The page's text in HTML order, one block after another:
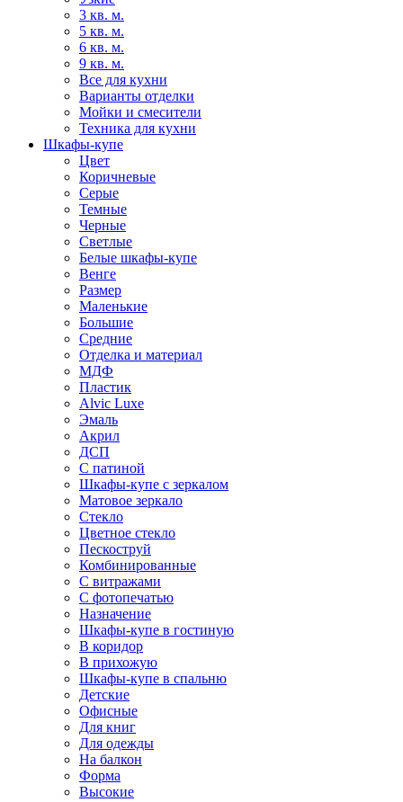
3 кв. м.
5 кв. м.
6 кв. м.
9 кв. м.
Все для кухни
Варианты отделки
Мойки и смесители
Техника для кухни
Шкафы-купе
Цвет
Коричневые
Серые
Темные
Черные
Светлые
Белые шкафы-купе
Венге
Размер
Маленькие
Большие
Средние
Отделка и материал
МДФ
Пластик
Alvic Luxe
Эмаль
Акрил
ДСП
С патиной
Шкафы-купе с зеркалом
Матовое зеркало
Стекло
Цветное стекло
Пескоструй
Комбинированные
С витражами
С фотопечатью
Назначение
Шкафы-купе в гостиную
В коридор
В прихожую
Шкафы-купе в спальню
Детские
Офисные
Для книг
Для одежды
На балкон
Форма
Высокие